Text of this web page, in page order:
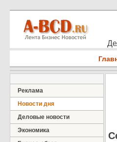
Реклама
Новости дня
Деловые новости
Экономика